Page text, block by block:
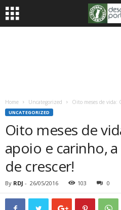
Home Uncategorized Oito meses de vida:
UNCATEGORIZED
Oito meses de
apoio e carinho,
de crescer!
By RDJ - 26/05/2016 103 0